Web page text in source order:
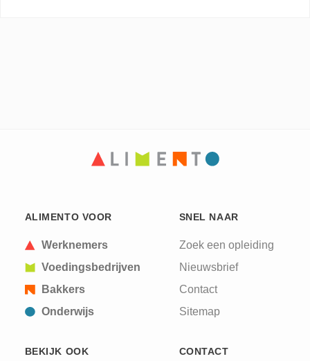
ALIMENTO VOOR
Werknemers
Voedingsbedrijven
Bakkers
Onderwijs
SNEL NAAR
Zoek een opleiding
Nieuwsbrief
Contact
Sitemap
BEKIJK OOK CONTACT